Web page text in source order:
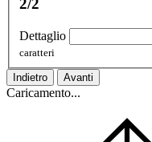
2/2
Dettaglio
caratteri
Indietro Avanti
Caricamento...